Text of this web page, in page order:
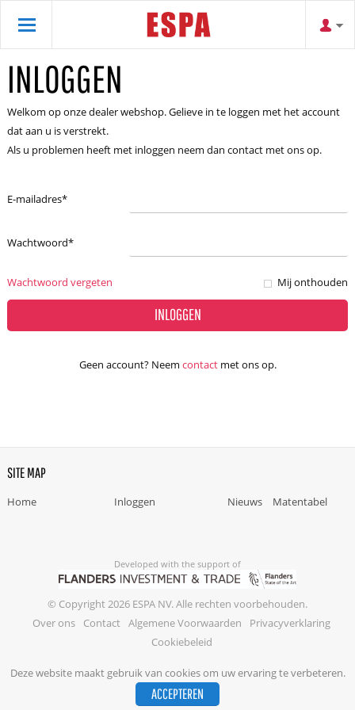
Deze website maakt gebruik van cookies om uw ervaring te verbeteren.
ACCEPTEREN
INLOGGEN
Welkom op onze dealer webshop. Gelieve in te loggen met het account
dat aan u is verstrekt.
Als u problemen heeft met inloggen neem dan contact met ons op.
E-mailadres*
Wachtwoord*
Wachtwoord vergeten Mij onthouden
INLOGGEN
Geen account? Neem contactmet ons op.
SITE MAP
Home Inloggen Nieuws Matentabel
Developed with the support of
© Copyright 2026 ESPA NV. Alle rechten voorbehouden.
Over ons
Contact Algemene Voorwaarden
Privacyverklaring
Cookiebeleid